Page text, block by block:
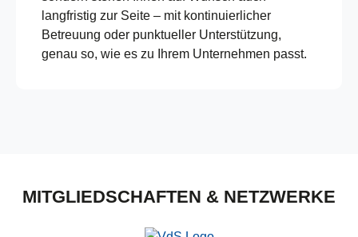
langfristig zur Seite – mit kontinuierlicher
Betreuung oder punktueller Unterstützung,
genau so, wie es zu Ihrem Unternehmen passt.
MITGLIEDSCHAFTEN & NETZWERKE